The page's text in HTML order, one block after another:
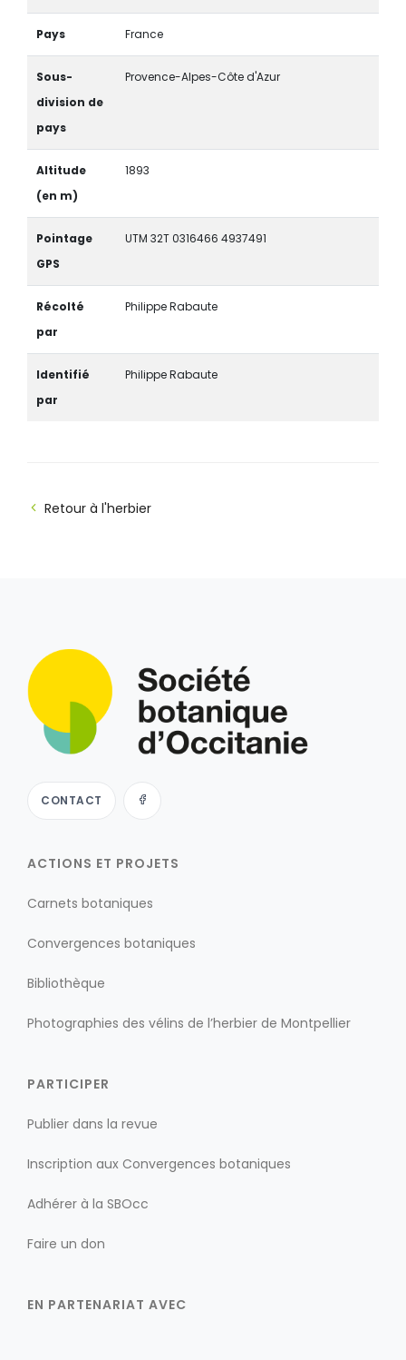
Pays France
Sous-
division de
pays
Provence-Alpes-Côte d'Azur
Altitude
(en m)
1893
Pointage
GPS
UTM 32T 0316466 4937491
Récolté
par
Philippe Rabaute
Identifié
par
Philippe Rabaute
Retour à l'herbier
CONTACT
ACTIONS ET PROJETS
Carnets botaniques
Convergences botaniques
Bibliothèque
Photographies des vélins de l’herbier de Montpellier
PARTICIPER
Publier dans la revue
Inscription aux Convergences botaniques
Adhérer à la SBOcc
Faire un don
EN PARTENARIAT AVEC